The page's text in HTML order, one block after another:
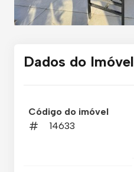
Dados do Imóvel
Código do imóvel
14633